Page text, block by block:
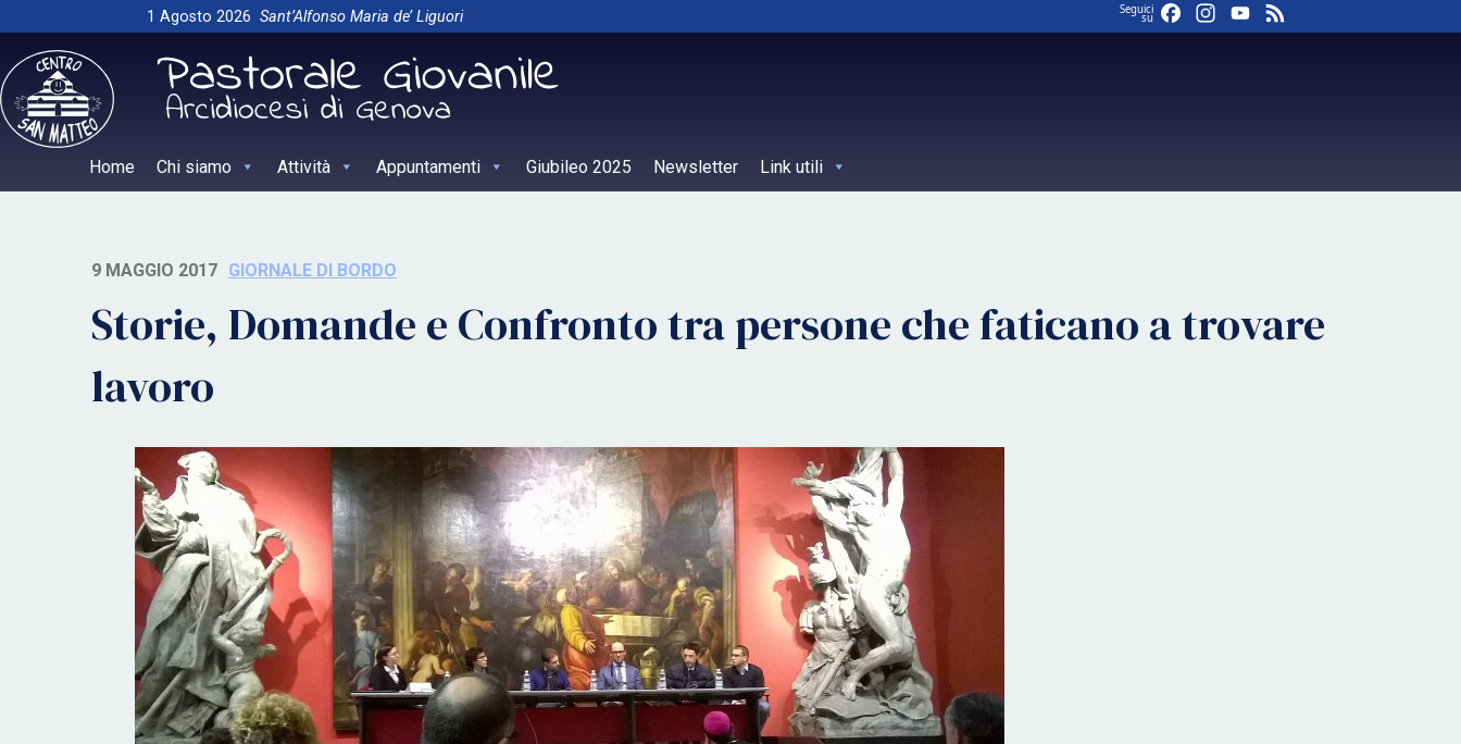
to
content
1 Agosto 2026 Sant’Alfonso Maria de’ Liguori Seguici
su FacebookInstagram
YouTube
Home Chi siamo Attività Appuntamenti Giubileo 2025 Newsletter Link utili
9 MAGGIO 2017 GIORNALE DI BORDO
Storie, Domande e Confronto tra persone che faticano a trovare
lavoro